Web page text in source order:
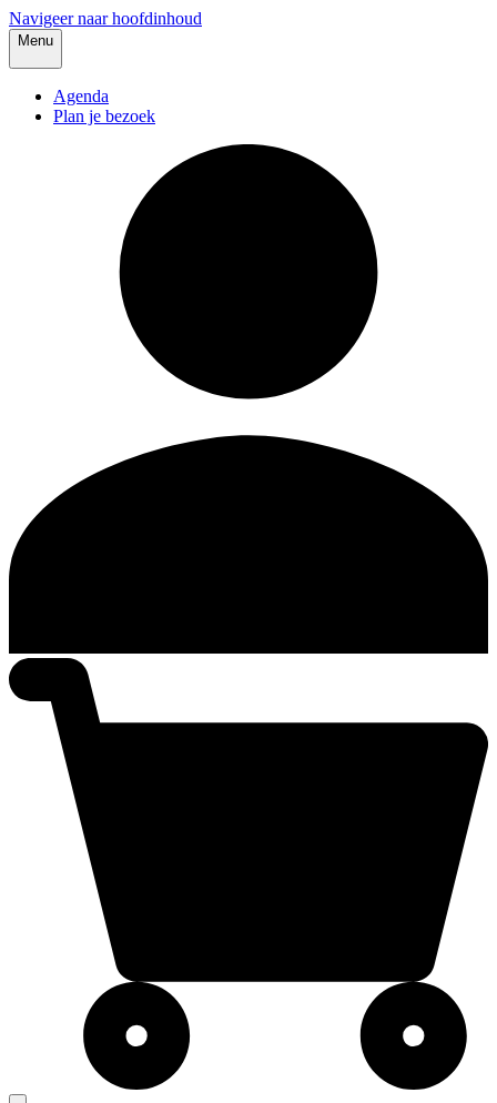
Navigeer naar hoofdinhoud
Menu
Agenda
Plan je bezoek